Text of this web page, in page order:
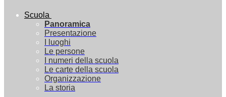
Scuola
Panoramica
Presentazione
I luoghi
Le persone
I numeri della scuola
Le carte della scuola
Organizzazione
La storia